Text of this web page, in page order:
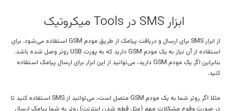
ابزار SMS در Tools میکروتیک
از ابزار SMS برای ارسال و دریافت پیامک از طریق مودم GSM استفاده می‌شود. برای
استفاده از آن نیاز به یک مودم GSM دارید که به پورت USB روتر وصل شده باشد.
بنابراین اگر یک مودم GSM دارید، می‌توانید از این ابزار برای ارسال پیامک استفاده
کنید.
مثلا اگر روتر شما به یک مودم GSM متصل است، می‌توانید از SMS استفاده کنید تا
در صورت وقوع مشکلات مهم (مثل قطع شدن اینترنت) روتر به شما پیامک ارسال